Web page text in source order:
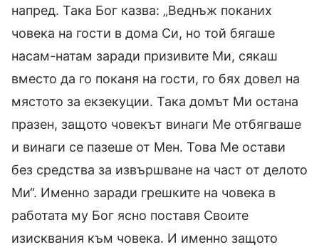
напред. Така Бог казва: „Веднъж поканих
човека на гости в дома Си, но той бягаше
насам-натам заради призивите Ми, сякаш
вместо да го поканя на гости, го бях довел на
мястото за екзекуции. Така домът Ми остана
празен, защото човекът винаги Ме отбягваше
и винаги се пазеше от Мен. Това Ме остави
без средства за извършване на част от делото
Ми“. Именно заради грешките на човека в
работата му Бог ясно поставя Своите
изисквания към човека. И именно защото